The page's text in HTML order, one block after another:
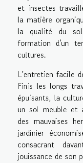
et insectes
la matière
la qualité du
formation d'un
cultures.
L'entretien facile
Finis les longs
épuisants, la
un sol meuble et
des mauvaises
jardinier
consacrant
jouissance de son